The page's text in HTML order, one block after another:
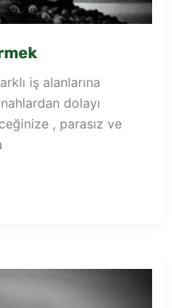
iş alanlarına
dolayı
, parasız ve